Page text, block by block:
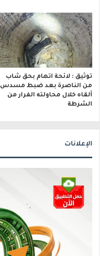
توثيق : لائحة اتهام بحق شاب
من الناصرة بعد ضبط مسدس
ألقاه خلال محاولته الفرار من
الشرطة
الإعلانات